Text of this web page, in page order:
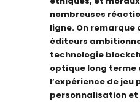
nombreuses
ligne. On remarque
éditeurs
technologie
optique long terme
l’expérience de jeu
personnalisation